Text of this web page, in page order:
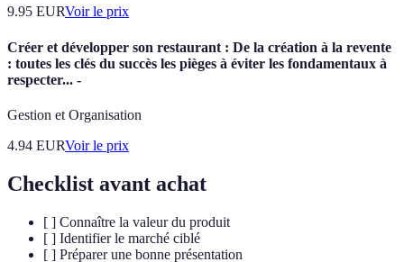
9.95 EURVoir le prix
Créer et développer son restaurant : De la création à la revente
: toutes les clés du succès les pièges à éviter les fondamentaux à
respecter... -
Gestion et Organisation
4.94 EURVoir le prix
Checklist avant achat
[ ] Connaître la valeur du produit
[ ] Identifier le marché ciblé
[ ] Préparer une bonne présentation